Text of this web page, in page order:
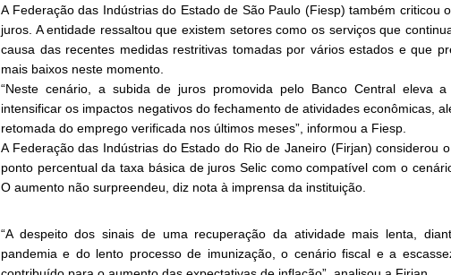
A Federação das Indústrias do Estado de São Paulo (Fiesp) também criticou
juros. A entidade ressaltou que existem setores como os serviços que
causa das recentes medidas restritivas tomadas por vários estados e que
mais baixos neste momento.
“Neste cenário, a subida de juros promovida pelo Banco Central eleva
intensificar os impactos negativos do fechamento de atividades econômicas,
retomada do emprego verificada nos últimos meses”, informou a Fiesp.
A Federação das Indústrias do Estado do Rio de Janeiro (Firjan) considerou
ponto percentual da taxa básica de juros Selic como compatível com o
O aumento não surpreendeu, diz nota à imprensa da instituição.
“A despeito dos sinais de uma recuperação da atividade mais lenta,
pandemia e do lento processo de imunização, o cenário fiscal e a